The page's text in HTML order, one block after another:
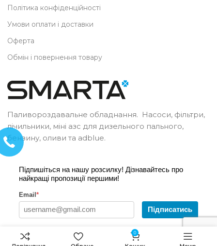
Політика конфіденційності
Умови оплати і доставки
Оферта
Обмін і повернення товару
Паливороздавальне обладнання. Насоси, фільтри,
лічильники, міні азс для дизельного пального,
бензину, оливи та adblue.
Підпишіться на нашу розсилку! Дізнавайтесь про
найкращі пропозиції першими!
Email*
Підписатись
0